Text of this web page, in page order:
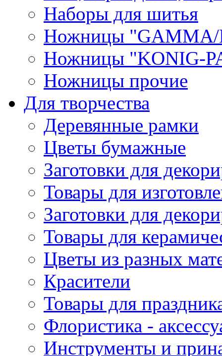
Наборы для шитья
Ножницы "GAMMA/
Ножницы "KONIG-
Ножницы прочие
Для творчества
Деревянные рамки
Цветы бумажные
Заготовки для
Товары для
Заготовки для
Товары для
Цветы из разных
Красители
Товары для
Флористика -
Инструменты и